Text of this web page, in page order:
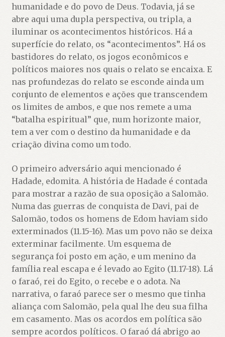
humanidade e do povo de Deus. Todavia, já se
abre aqui uma dupla perspectiva, ou tripla, a
iluminar os acontecimentos históricos. Há a
superfície do relato, os “acontecimentos”. Há os
bastidores do relato, os jogos econômicos e
políticos maiores nos quais o relato se encaixa. E
nas profundezas do relato se esconde ainda um
conjunto de elementos e ações que transcendem
os limites de ambos, e que nos remete a uma
“batalha espiritual” que, num horizonte maior,
tem a ver com o destino da humanidade e da
criação divina como um todo.
O primeiro adversário aqui mencionado é
Hadade, edomita. A história de Hadade é contada
para mostrar a razão de sua oposição a Salomão.
Numa das guerras de conquista de Davi, pai de
Salomão, todos os homens de Edom haviam sido
exterminados (11.15-16). Mas um povo não se deixa
exterminar facilmente. Um esquema de
segurança foi posto em ação, e um menino da
família real escapa e é levado ao Egito (11.17-18). Lá
o faraó, rei do Egito, o recebe e o adota. Na
narrativa, o faraó parece ser o mesmo que tinha
aliança com Salomão, pela qual lhe deu sua filha
em casamento. Mas os acordos em política são
sempre acordos políticos. O faraó dá abrigo ao